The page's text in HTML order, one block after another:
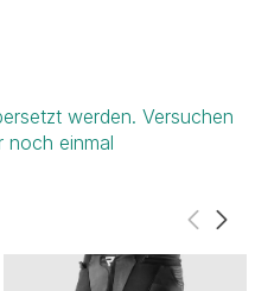
werden. Versuchen
noch einmal